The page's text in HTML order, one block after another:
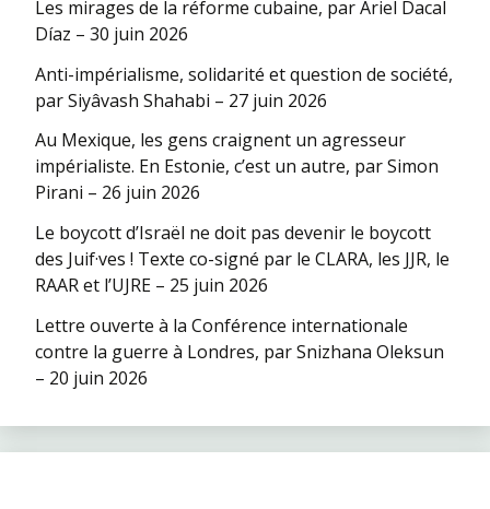
Les mirages de la réforme cubaine, par Ariel Dacal
Díaz – 30 juin 2026
Anti-impérialisme, solidarité et question de société,
par Siyâvash Shahabi – 27 juin 2026
Au Mexique, les gens craignent un agresseur
impérialiste. En Estonie, c’est un autre, par Simon
Pirani – 26 juin 2026
Le boycott d’Israël ne doit pas devenir le boycott
des Juif·ves ! Texte co-signé par le CLARA, les JJR, le
RAAR et l’UJRE – 25 juin 2026
Lettre ouverte à la Conférence internationale
contre la guerre à Londres, par Snizhana Oleksun
– 20 juin 2026